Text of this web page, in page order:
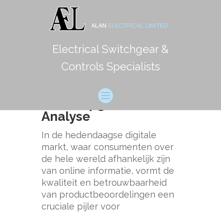
Electrical Switchgear &
Controls Specialists
De Essentie van
Betrouwbare
Productbeoordelingen:
Een Diepgaande
Analyse
In de hedendaagse digitale
markt, waar consumenten over
de hele wereld afhankelijk zijn
van online informatie, vormt de
kwaliteit en betrouwbaarheid
van productbeoordelingen een
cruciale pijler voor